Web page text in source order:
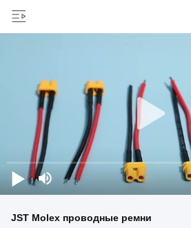
JST Molex проводные ремни